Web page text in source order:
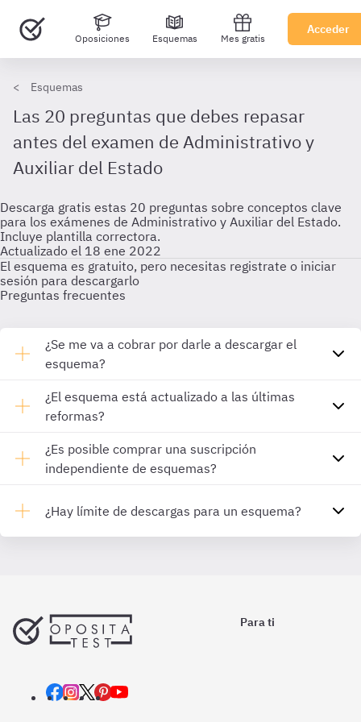
Oposiciones Esquemas Mes gratis
Acceder
Esquemas
Las 20 preguntas que debes repasar
antes del examen de Administrativo y
Auxiliar del Estado
Descarga gratis estas 20 preguntas sobre conceptos clave
para los exámenes de Administrativo y Auxiliar del Estado.
Incluye plantilla correctora.
Actualizado el 18 ene 2022
El esquema es gratuito, pero necesitas registrate o iniciar
sesión para descargarlo
Preguntas frecuentes
¿Se me va a cobrar por darle a descargar el
esquema?
¿El esquema está actualizado a las últimas
reformas?
¿Es posible comprar una suscripción
independiente de esquemas?
¿Hay límite de descargas para un esquema?
Para ti